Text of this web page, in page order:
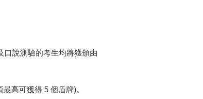
口說測驗的考生均將獲頒由
高可獲得 5 個盾牌)。